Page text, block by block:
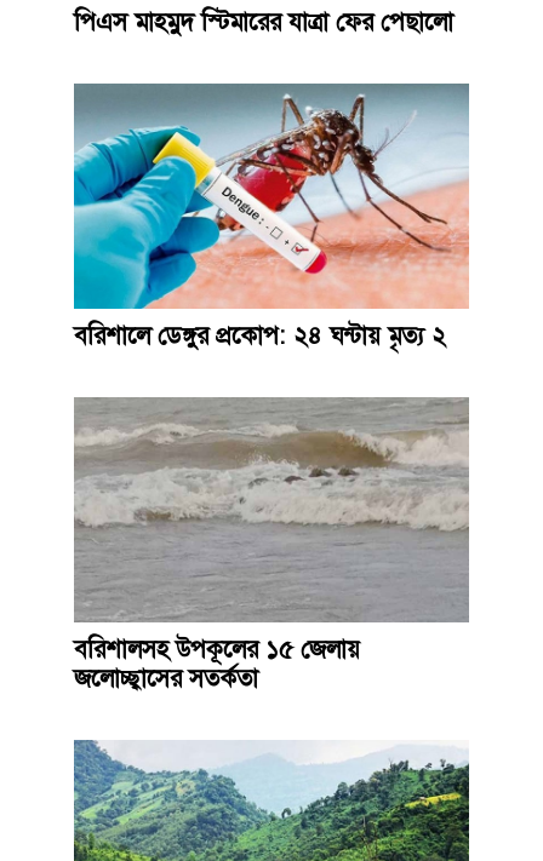
পিএস মাহমুদ স্টিমারের যাত্রা ফের পেছালো
বরিশালে ডেঙ্গুর প্রকোপ: ২৪ ঘন্টায় মৃত্য ২
বরিশালসহ উপকূলের ১৫ জেলায়
জলোচ্ছ্বাসের সতর্কতা